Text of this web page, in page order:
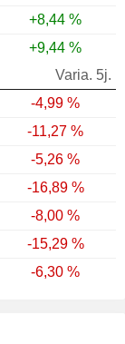
+8,44 %
+9,44 %
Varia. 5j.
-4,99 %
-11,27 %
-5,26 %
-16,89 %
-8,00 %
-15,29 %
-6,30 %